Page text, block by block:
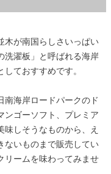
木が南国らしさいっぱい
洗濯板」と呼ばれる海岸
ておすすめです。
南海岸ロードパークのド
ンゴーソフト、プレミア
しそうなものから、え
ないものまで販売してい
リームを味わってみませ